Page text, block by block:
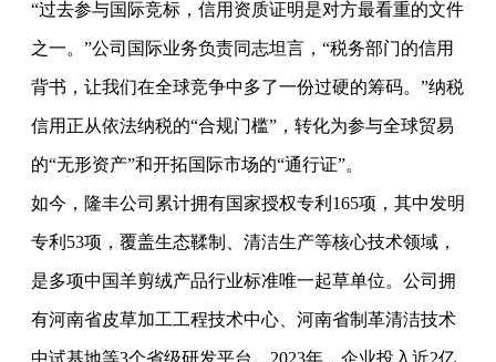
“过去参与国际竞标，信用资质证明是对方最看重的文件
之一。”公司国际业务负责同志坦言，“税务部门的信用
背书，让我们在全球竞争中多了一份过硬的筹码。”纳税
信用正从依法纳税的“合规门槛”，转化为参与全球贸易
的“无形资产”和开拓国际市场的“通行证”。
如今，隆丰公司累计拥有国家授权专利165项，其中发明
专利53项，覆盖生态鞣制、清洁生产等核心技术领域，
是多项中国羊剪绒产品行业标准唯一起草单位。公司拥
有河南省皮草加工工程技术中心、河南省制革清洁技术
中试基地等3个省级研发平台。2023年，企业投入近2亿